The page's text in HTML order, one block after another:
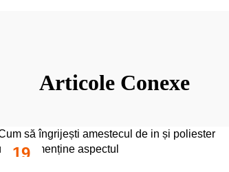
Articole Conexe
19